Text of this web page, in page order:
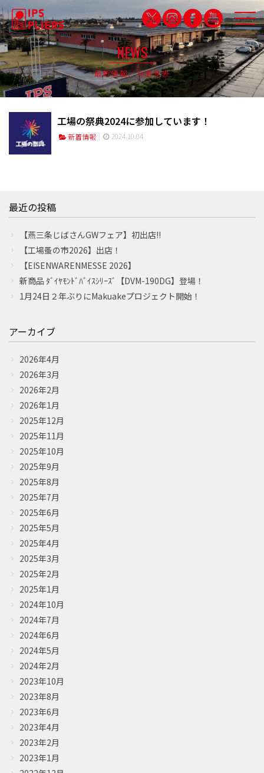
IPS QUALITY
品質保証
PARTNERSHIP
CAMPDRUNK
キャンプドランク
製品ができるまで
NEWS
最新情報／当選発表
工場の祭典2024に参加しています！
新着情報 2024.10.04
最近の投稿
【燕三条じばさんGWフェア】初出店!!
【工場蚤の市2026】出店！
【EISENWARENMESSE 2026】
新商品 ﾀﾞｲﾔﾓﾝﾄﾞﾊﾞｲｽｼﾘｰｽﾞ【DVM-190DG】登場！
1月24日２年ぶりにMakuakeプロジェクト開始！
アーカイブ
2026年4月
2026年3月
2026年2月
2026年1月
2025年12月
2025年11月
2025年10月
2025年9月
2025年8月
2025年7月
2025年6月
2025年5月
2025年4月
2025年3月
2025年2月
2025年1月
2024年10月
2024年7月
2024年6月
2024年5月
2024年2月
2023年10月
2023年8月
2023年6月
2023年4月
2023年2月
2023年1月